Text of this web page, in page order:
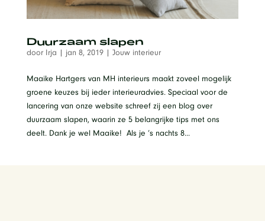
Duurzaam slapen
door Irja | jan 8, 2019| Jouw interieur
Maaike Hartgers van MH interieurs maakt zoveel mogelijk
groene keuzes bij ieder interieuradvies. Speciaal voor de
lancering van onze website schreef zij een blog over
duurzaam slapen, waarin ze 5 belangrijke tips met ons
deelt. Dank je wel Maaike! Als je ’s nachts 8...